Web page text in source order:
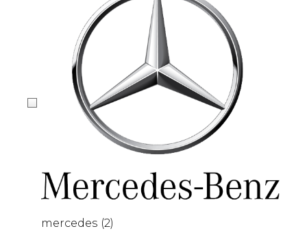
mercedes (2)